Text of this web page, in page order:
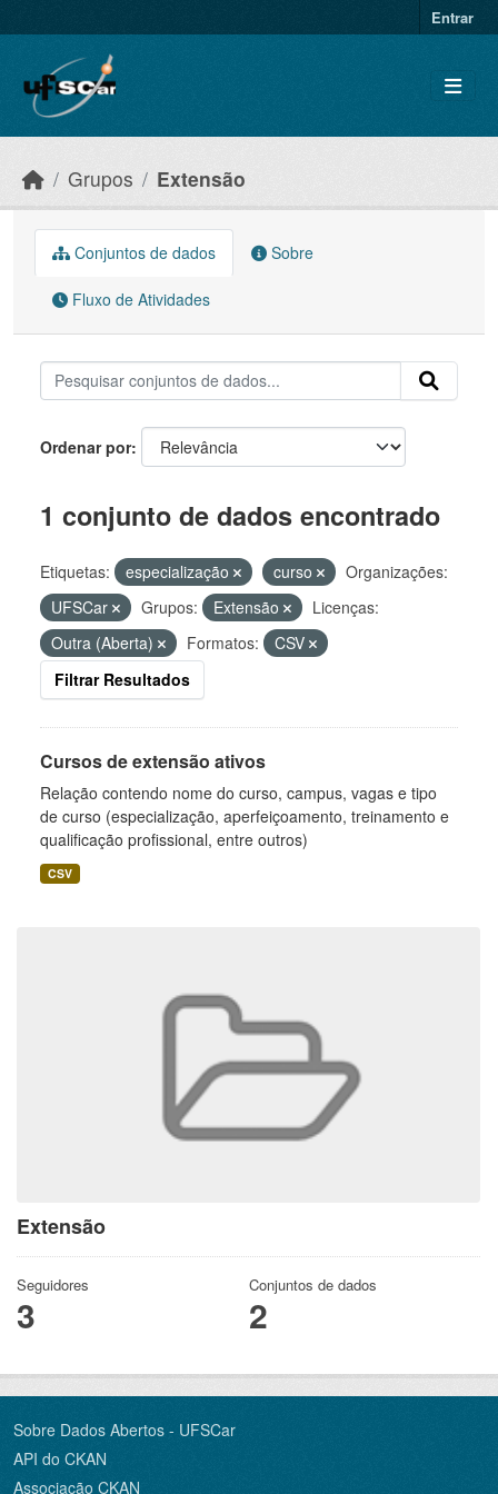
Entrar
Grupos Extensão
Extensão
Seguidores
3
Conjuntos de dados
2
Conjuntos de dados Sobre
Fluxo de Atividades
Ordenar por
1 conjunto de dados encontrado
Etiquetas: especialização curso
Organizações:
UFSCar
Grupos: Extensão
Licenças:
Outra (Aberta)
Formatos:
CSV
Filtrar Resultados
Cursos de extensão ativos
Relação contendo nome do curso, campus, vagas e tipo
de curso (especialização, aperfeiçoamento, treinamento e
qualificação profissional, entre outros)
CSV
Sobre Dados Abertos - UFSCar
API do CKAN
Associação CKAN